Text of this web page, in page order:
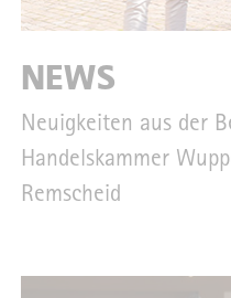
NEWS
Neuigkeiten aus der
Handelskammer
Remscheid